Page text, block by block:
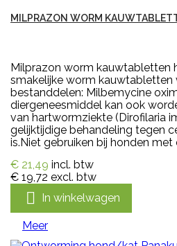
MILPRAZON WORM
Milprazon worm kauwtabletten
smakelijke worm kauwtabletten
bestanddelen: Milbemycine
diergeneesmiddel kan ook
van hartwormziekte (Dirofilaria
gelijktijdige behandeling tegen
is.Niet gebruiken bij honden met
€ 21,49 incl. btw
€ 19,72 excl. btw
 In winkelwagen
Meer